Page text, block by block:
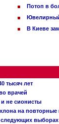
Потоп в
В Киеве
тысяч лет
врачей
не сионисты
на
следующих выборах